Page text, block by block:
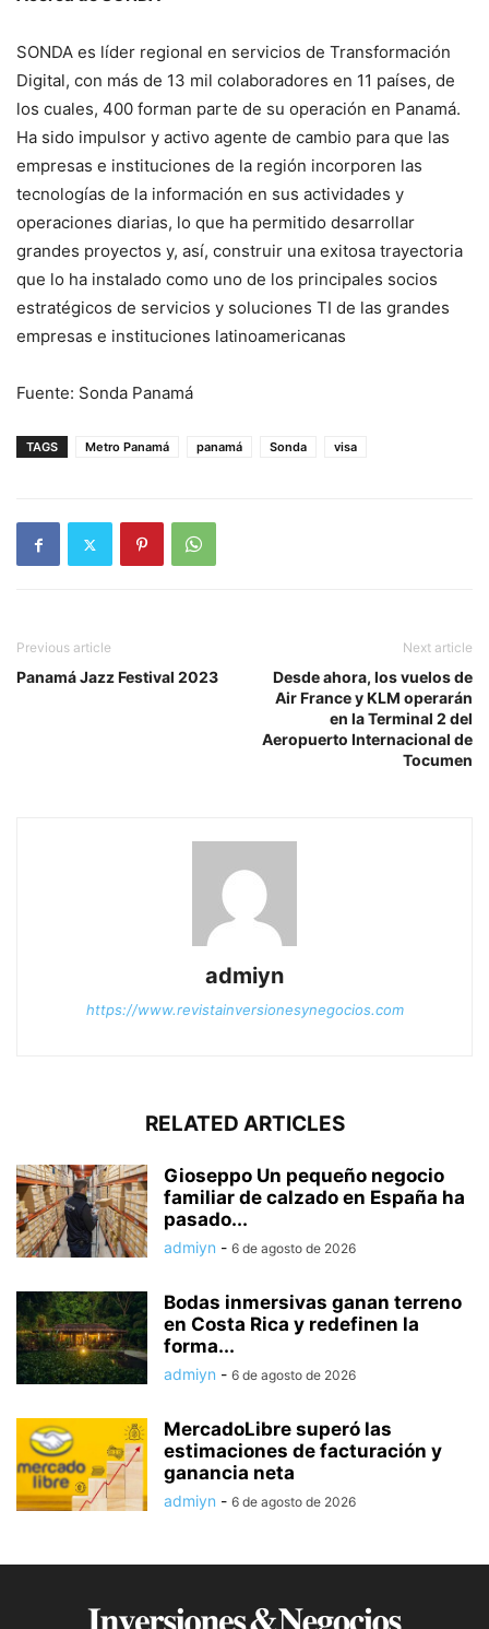
SONDA es líder regional en servicios de Transformación
Digital, con más de 13 mil colaboradores en 11 países, de
los cuales, 400 forman parte de su operación en Panamá.
Ha sido impulsor y activo agente de cambio para que las
empresas e instituciones de la región incorporen las
tecnologías de la información en sus actividades y
operaciones diarias, lo que ha permitido desarrollar
grandes proyectos y, así, construir una exitosa trayectoria
que lo ha instalado como uno de los principales socios
estratégicos de servicios y soluciones TI de las grandes
empresas e instituciones latinoamericanas
Fuente: Sonda Panamá
TAGS Metro Panamá panamá Sonda visa
Previous article
Panamá Jazz Festival 2023
Next article
Desde ahora, los vuelos de
Air France y KLM operarán
en la Terminal 2 del
Aeropuerto Internacional de
Tocumen
admiyn
https://www.revistainversionesynegocios.com
RELATED ARTICLES
Gioseppo Un pequeño negocio
familiar de calzado en España ha
pasado...
admiyn - 6 de agosto de 2026
Bodas inmersivas ganan terreno
en Costa Rica y redefinen la
forma...
admiyn - 6 de agosto de 2026
MercadoLibre superó las
estimaciones de facturación y
ganancia neta
admiyn - 6 de agosto de 2026